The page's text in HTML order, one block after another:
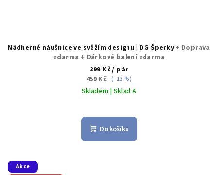
Nádherné náušnice ve svěžím designu | DG Šperky + Doprava
zdarma + Dárkové balení zdarma
399 Kč/ pár
459 Kč (–13 %)
Skladem | Sklad A
hodnocení
produktu
Do košíku
Akce